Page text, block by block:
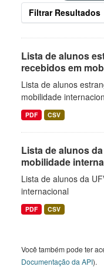
Filtrar Resultados
Lista de alunos
recebidos em
Lista de alunos
mobilidade
PDF CSV
Lista de alunos
mobilidade
Lista de alunos da
internacional
PDF CSV
Você também pode ter
Documentação da API).